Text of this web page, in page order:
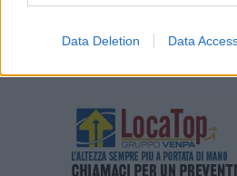
Data Deletion Data